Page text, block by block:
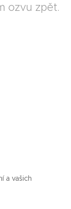
ozvu zpět.
a vašich